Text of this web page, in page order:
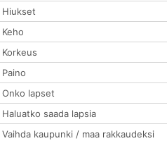
Hiukset
Keho
Korkeus
Paino
Onko lapset
Haluatko saada lapsia
Vaihda kaupunki / maa rakkaudeksi